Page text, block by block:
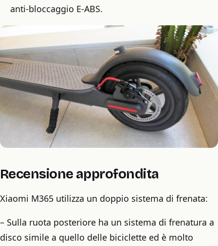
anti-bloccaggio E-ABS.
Recensione approfondita
Xiaomi M365 utilizza un doppio sistema di frenata:
– Sulla ruota posteriore ha un sistema di frenatura a
disco simile a quello delle biciclette ed è molto